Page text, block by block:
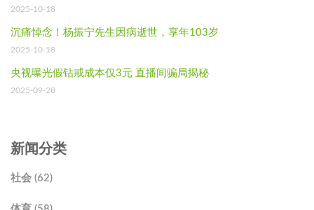
2025-10-18
沉痛悼念！杨振宁先生因病逝世，享年103岁
2025-10-18
央视曝光假钻戒成本仅3元 直播间骗局揭秘
2025-09-28
新闻分类
社会 (62)